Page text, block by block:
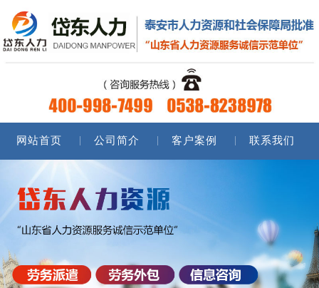
网站首页 公司简介 客户案例 联系我们